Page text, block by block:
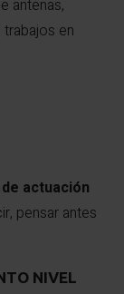
antenas,
en
actuación
pensar antes
NIVEL